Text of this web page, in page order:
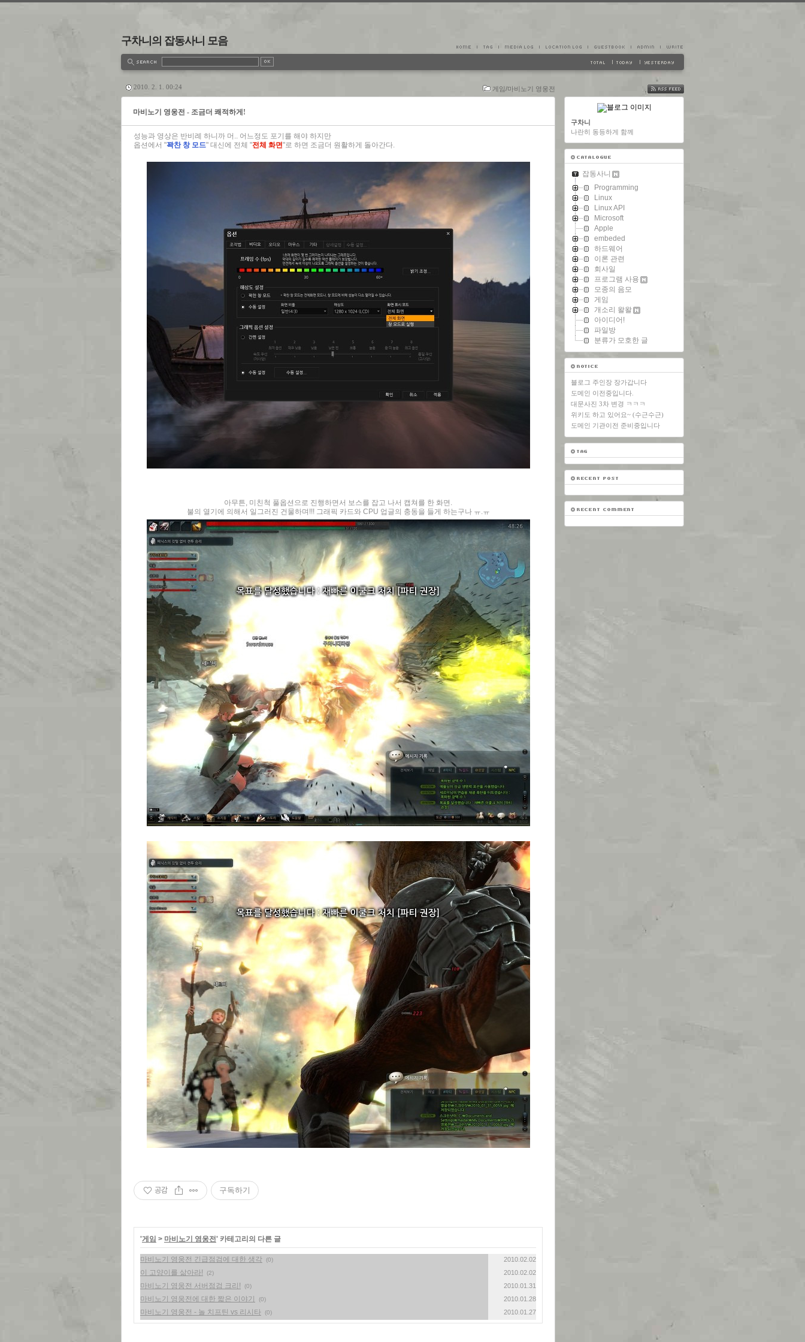
구차니의 잡동사니 모음
게임/마비노기 영웅전
2010. 2. 1. 00:24
마비노기 영웅전 - 조금더 쾌적하게!
성능과 영상은 반비례 하니까 머.. 어느정도 포기를 해야 하지만
옵션에서 "꽉찬 창 모드" 대신에 전체 "전체 화면"로 하면 조금더 원활하게 돌아간다.
아무튼, 미친척 풀옵션으로 진행하면서 보스를 잡고 나서 캡쳐를 한 화면.
불의 열기에 의해서 일그러진 건물하며!!! 그래픽 카드와 CPU 업글의 충동을 들게 하는구나 ㅠ.ㅠ
공감 구독하기
'게임 > 마비노기 영웅전' 카테고리의 다른 글
마비노기 영웅전 긴급점검에 대한 생각 (0) 2010.02.02
이 고양이를 삶아라! (2) 2010.02.02
마비노기 영웅전 서버점검 크리! (0) 2010.01.31
마비노기 영웅전에 대한 짧은 이야기 (0) 2010.01.28
마비노기 영웅전 - 놀 치프틴 vs 리시타 (0) 2010.01.27
FEED
구차니
나란히 동등하게 함께
잡동사니
Programming
Linux
Linux API
Microsoft
Apple
embeded
하드웨어
이론 관련
회사일
프로그램 사용
모종의 음모
게임
개소리 왈왈
아이디어!
파일방
분류가 모호한 글
블로그 주인장 장가갑니다
도메인 이전중입니다.
대문사진 3차 변경 ㅋㅋㅋ
위키도 하고 있어요~ (수근수근)
도메인 기관이전 준비중입니다